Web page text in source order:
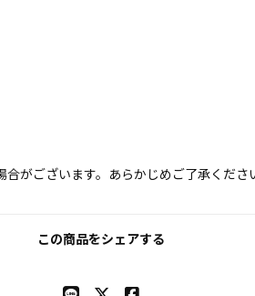
がございます。あらかじめご了承くださ
この商品をシェアする